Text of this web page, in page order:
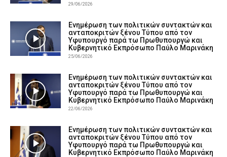
29/06/2026
Ενημέρωση των πολιτικών συντακτών και
ανταποκριτών ξένου Τύπου από τον
Υφυπουργό παρά τω Πρωθυπουργώ και
Κυβερνητικό Εκπρόσωπο Παύλο Μαρινάκη
25/06/2026
Ενημέρωση των πολιτικών συντακτών και
ανταποκριτών ξένου Τύπου από τον
Υφυπουργό παρά τω Πρωθυπουργώ και
Κυβερνητικό Εκπρόσωπο Παύλο Μαρινάκη
22/06/2026
Ενημέρωση των πολιτικών συντακτών και
ανταποκριτών ξένου Τύπου από τον
Υφυπουργό παρά τω Πρωθυπουργώ και
Κυβερνητικό Εκπρόσωπο Παύλο Μαρινάκη